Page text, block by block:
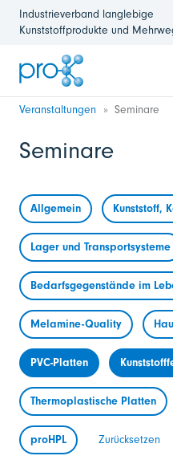
Industrieverband langlebige
Kunststoffprodukte und
Veranstaltungen Seminare
Seminare
Allgemein Kunststoff,
Lager und Transportsysteme
Bedarfsgegenstände im
Melamine-Quality
PVC-Platten
Thermoplastische Platten
proHPL Zurücksetzen